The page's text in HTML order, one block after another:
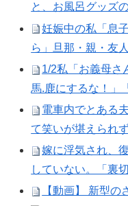
と、お風呂グッズ
妊娠中の私「息
ら」旦那・親・友
1/2私「お義母
馬.鹿にするな！」
電車内でとある
て笑いが堪えられ
嫁に浮気され、
していない。「裏
【動画】 新型